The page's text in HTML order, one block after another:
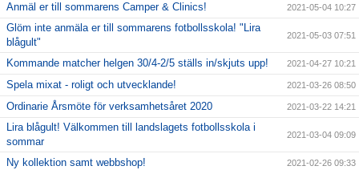
Anmäl er till sommarens Camper & Clinics! 2021-05-04 10:27
Glöm inte anmäla er till sommarens fotbollsskola! "Lira
blågult"
2021-05-03 07:51
Kommande matcher helgen 30/4-2/5 ställs in/skjuts upp! 2021-04-27 10:21
Spela mixat - roligt och utvecklande! 2021-03-26 08:50
Ordinarie Årsmöte för verksamhetsåret 2020 2021-03-22 14:21
Lira blågult! Välkommen till landslagets fotbollsskola i
sommar
2021-03-04 09:09
Ny kollektion samt webbshop! 2021-02-26 09:33